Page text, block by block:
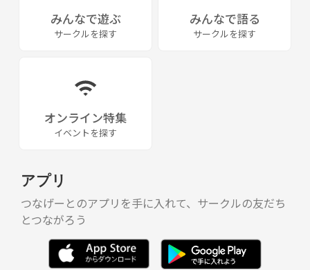
みんなで遊ぶ
サークルを探す
みんなで語る
サークルを探す
オンライン特集
イベントを探す
アプリ
つなげーとのアプリを手に入れて、サークルの友だち
とつながろう